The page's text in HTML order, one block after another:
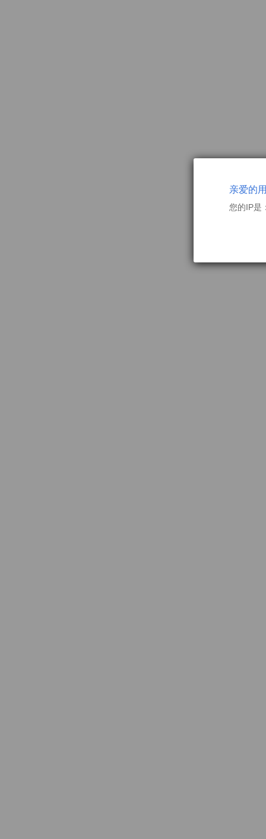
亲爱的
您的IP是